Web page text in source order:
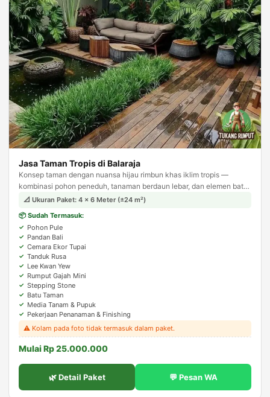
Jasa Taman Tropis di Balaraja
Konsep taman dengan nuansa hijau rimbun khas iklim tropis —
kombinasi pohon peneduh, tanaman berdaun lebar, dan elemen batu
alam. Menghadirkan suasana asri dan teduh layaknya resort tropis.
📐 Ukuran Paket: 4 × 6 Meter (±24 m²)
📦 Sudah Termasuk:
Pohon Pule
Pandan Bali
Cemara Ekor Tupai
Tanduk Rusa
Lee Kwan Yew
Rumput Gajah Mini
Stepping Stone
Batu Taman
Media Tanam & Pupuk
Pekerjaan Penanaman & Finishing
⚠️ Kolam pada foto tidak termasuk dalam paket.
Mulai Rp 25.000.000
🌿 Detail Paket 💬 Pesan WA